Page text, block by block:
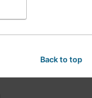
Back to top